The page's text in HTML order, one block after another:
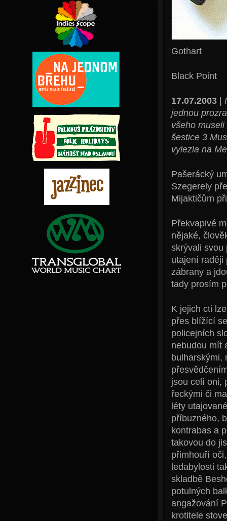
Gothart
Black Point
17.07.2003|
jednou
všeho
šestice 3
vylezla na
Pašerácký
Szegerely
Mijaktičům
Překvapivé
nějaké,
skrývali svou
utajení raději
zábrany a
tady prosím
K jejich cti
přes blížící
policejních
nebudou mít
bulharskými,
jsou celí oni,
řeckými či
léty
příbuzného,
kontrabas a
takovou do
přimhouří
ledabylosti
skladbě
potulných
angažování
krotitele